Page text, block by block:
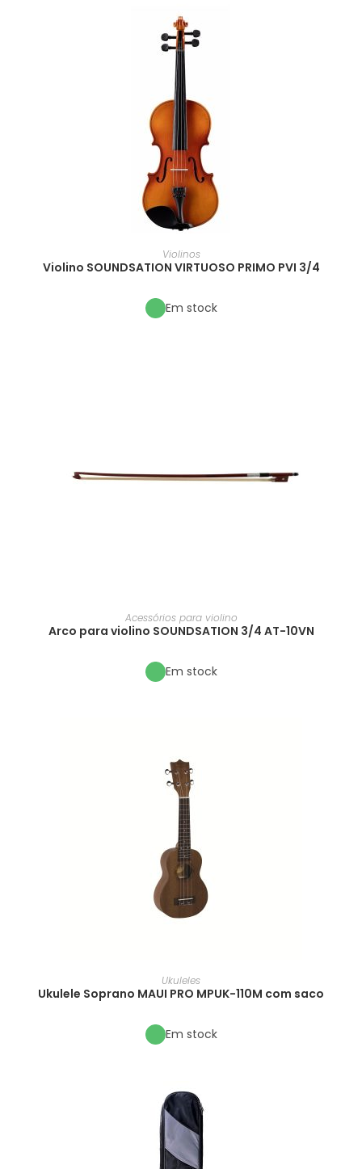
Violinos
Violino SOUNDSATION VIRTUOSO PRIMO PVI 3/4
Em stock
Acessórios para violino
Arco para violino SOUNDSATION 3/4 AT-10VN
Em stock
Ukuleles
Ukulele Soprano MAUI PRO MPUK-110M com saco
Em stock